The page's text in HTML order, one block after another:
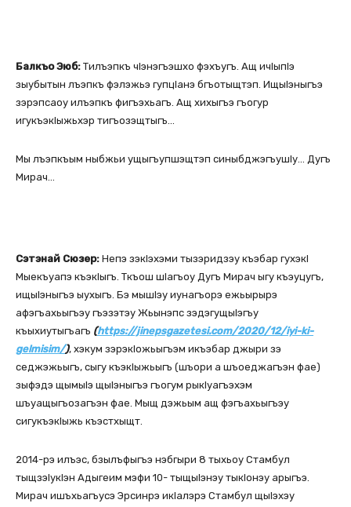
Балкъо Эюб: Тилъэпкъ чІэнэгъэшхо фэхъугъ. Ащ ичІыпІэ
зыубытын лъэпкъ фэлэжьэ гупцІанэ бгъотыщтэп. ИщыІэныгъэ
зэрэпсаоу илъэпкъ фигъэхьагъ. Ащ хихыгъэ гъогур
игукъэкІыжьхэр тигъозэщтыгъ…
Мы лъэпкъым ныбжьи ущыгъупшэщтэп синыбджэгъушІу… Дугъ
Мирач…
Сэтэнай Сюзер: Непэ зэкІэхэми тызэридзэу къэбар гухэкІ
Мыекъуапэ къэкІыгъ. Ткъош шІагъоу Дугъ Мирач ыгу къэуцугъ,
ищыІэныгъэ ыухыгъ. Бэ мышІэу иунагъорэ ежьырырэ
афэгъахьыгъэу гъэзэтэу Жьынэпс зэдэгущыІэгъу
къыхиутыгъагъ (https://jinepsgazetesi.com/2020/12/iyi-ki-
gelmisim/), хэкум зэрэкІожьыгъэм икъэбар джыри зэ
седжэжьыгъ, сыгу къэкІыжьыгъ (шъори а шъоеджагъэн фае)
зыфэдэ щымыІэ щыІэныгъэ гъогум рыкІуагъэхэм
шъуащыгъозагъэн фае. Мыщ дэжьым ащ фэгъахьыгъэу
сигукъэкІыжь къэстхыщт.
2014-рэ илъэс, бзылъфыгъэ нэбгыри 8 тыхьоу Стамбул
тыщзэІукІэн Адыгеим мэфи 10- тыщыІэнэу тыкІонэу арыгъэ.
Мирач ишъхьагъусэ Эрсинрэ икІалэрэ Стамбул щыІэхэу